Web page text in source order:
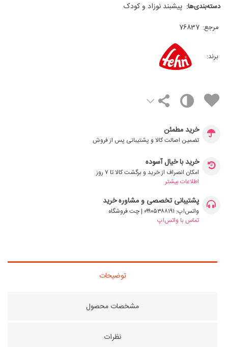
دسته‌بندی‌ها: پيشبند نوزاد و کودک
مرجع: 76837
برند:
خرید مطمئن
تضمین اصالت کالا و پشتیبانی پس از فروش
خرید با خیال آسوده
امکان انصراف از خرید و برگشت کالا تا ۷ روز
اطلاعات بیشتر
پشتیبانی تخصصی و مشاوره خرید
واتس‌اپ: ۰۹۹۰۵۳۸۸۱۹۱ | چت فروشگاه
تماس با واتس‌اپ
توضیحات
مشخصات محصول
نظرات